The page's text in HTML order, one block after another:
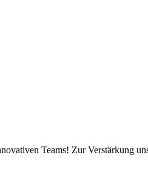
Teams! Zur Verstärkung